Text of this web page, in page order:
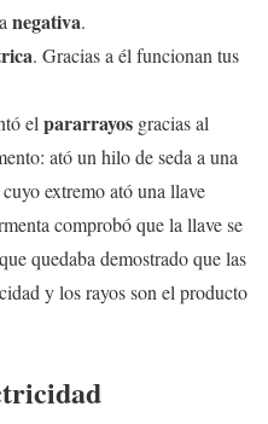
negativa.
. Gracias a él funcionan tus
el pararrayos gracias al
ató un hilo de seda a una
extremo ató una llave
comprobó que la llave se
quedaba demostrado que las
y los rayos son el producto